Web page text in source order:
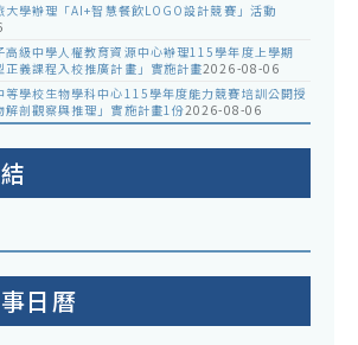
大學辦理「AI+智慧餐飲LOGO設計競賽」活動
高級中學人權教育資源中心辦理115學年度上學期
正義課程入校推廣計畫」實施計畫2026-08-06
等學校生物學科中心115學年度能力競賽培訓公開授
解剖觀察與推理」實施計畫1份2026-08-06
日曆